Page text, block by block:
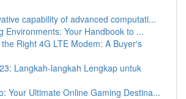
capability of advanced computati...
Environments: Your Handbook to ...
Right 4G LTE Modem: A Buyer's
Langkah-langkah Lengkap untuk
Your Ultimate Online Gaming Destina...